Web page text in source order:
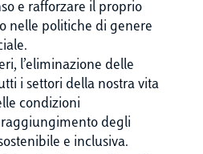
e rafforzare il proprio
nelle politiche di genere
l’eliminazione delle
i settori della nostra vita
condizioni
degli
e inclusiva.